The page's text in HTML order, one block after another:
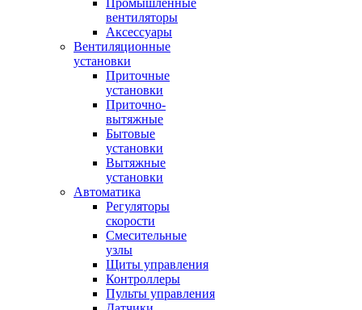
Промышленные
вентиляторы
Аксессуары
Вентиляционные
установки
Приточные
установки
Приточно-
вытяжные
Бытовые
установки
Вытяжные
установки
Автоматика
Регуляторы
скорости
Смесительные
узлы
Щиты управления
Контроллеры
Пульты управления